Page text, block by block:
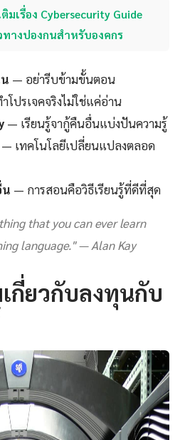
มเรื่อง Cybersecurity Guide
างปองกนสำหรับองคกร
— อย่ารีบข้ามขั้นตอน
โปรเจคจริงไม่ใช่แค่อ่าน
— เรียนรู้จากู้คืนอื่นแบ่งปันความรู้
— เทคโนโลยีเปลี่ยนแปลงตลอด
น — การสอนคือวิธีเรียนรู้ที่ดีที่สุด
that you can ever learn
language." — Alan Kay
กี่ยวกับลงทุนกับ